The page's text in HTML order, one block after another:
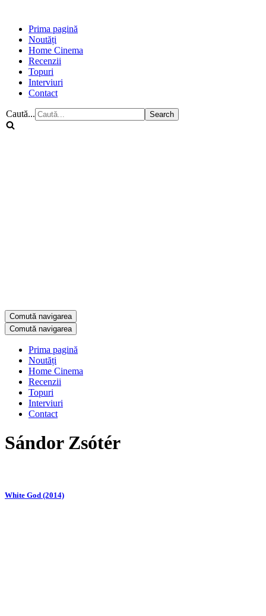
Prima pagină
Noutăți
Home Cinema
Recenzii
Topuri
Interviuri
Contact
Caută...
Comută navigarea
Comută navigarea
Prima pagină
Noutăți
Home Cinema
Recenzii
Topuri
Interviuri
Contact
Sándor Zsótér
White God (2014)